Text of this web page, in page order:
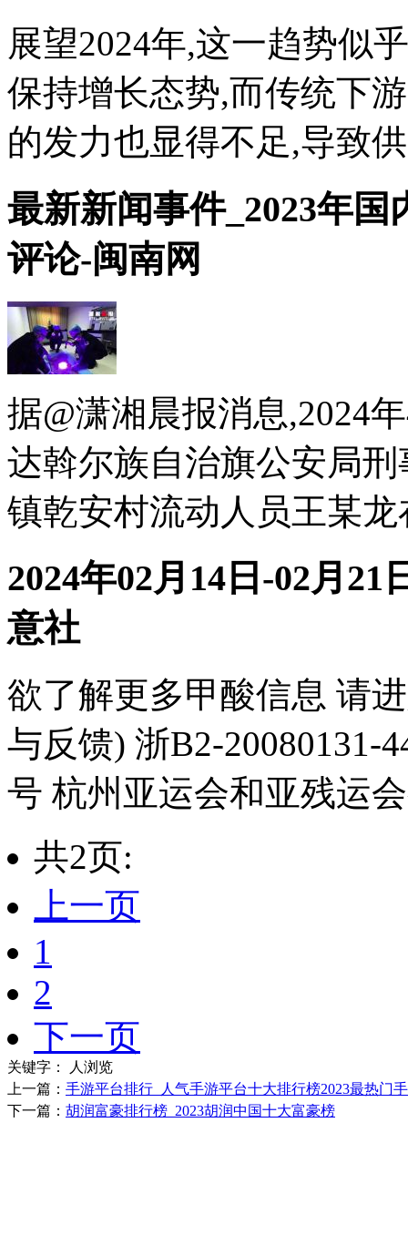
展望2024年,这一趋势似
保持增长态势,而传统下
的发力也显得不足,导致
最新新闻事件_2023年
评论-闽南网
据@潇湘晨报消息,2024
达斡尔族自治旗公安局
镇乾安村流动人员王某
2024年02月14日-02月
意社
欲了解更多甲酸信息 请
与反馈) 浙B2-20080131-
号 杭州亚运会和亚残运
共2页:
上一页
1
2
下一页
关键字：
人浏览
上一篇： 手游平台排行_人气手游平台十大排行榜2023最热门
下一篇： 胡润富豪排行榜_2023胡润中国十大富豪榜